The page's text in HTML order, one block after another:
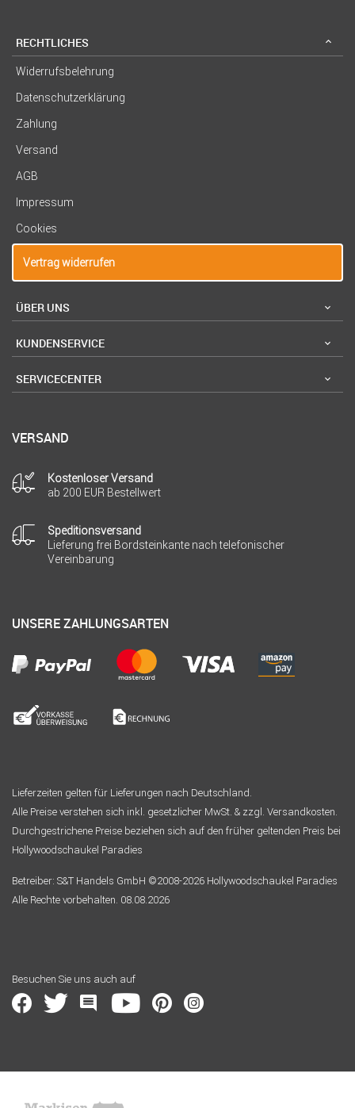
RECHTLICHES
Widerrufsbelehrung
Datenschutzerklärung
Zahlung
Versand
AGB
Impressum
Cookies
Vertrag widerrufen
ÜBER UNS
KUNDENSERVICE
SERVICECENTER
VERSAND
Kostenloser Versand
ab 200 EUR Bestellwert
Speditionsversand
Lieferung frei Bordsteinkante nach telefonischer
Vereinbarung
UNSERE ZAHLUNGSARTEN
Lieferzeiten gelten für Lieferungen nach Deutschland.
Alle Preise verstehen sich inkl. gesetzlicher MwSt. & zzgl. Versandkosten.
Durchgestrichene Preise beziehen sich auf den früher geltenden Preis bei
Hollywoodschaukel Paradies
Betreiber: S&T Handels GmbH ©2008-2026 Hollywoodschaukel Paradies
Alle Rechte vorbehalten. 08.08.2026
Besuchen Sie uns auch auf